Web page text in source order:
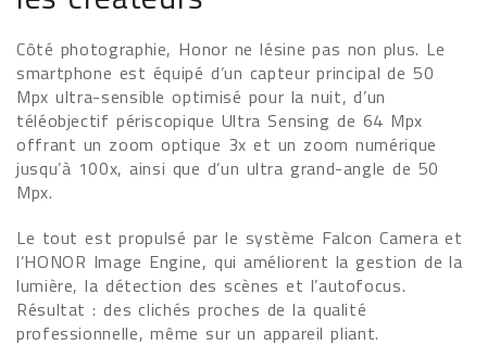
Côté photographie, Honor ne lésine pas non plus. Le
smartphone est équipé d’un capteur principal de 50
Mpx ultra-sensible optimisé pour la nuit, d’un
téléobjectif périscopique Ultra Sensing de 64 Mpx
offrant un zoom optique 3x et un zoom numérique
jusqu’à 100x, ainsi que d’un ultra grand-angle de 50
Mpx.
Le tout est propulsé par le système Falcon Camera et
l’HONOR Image Engine, qui améliorent la gestion de la
lumière, la détection des scènes et l’autofocus.
Résultat : des clichés proches de la qualité
professionnelle, même sur un appareil pliant.